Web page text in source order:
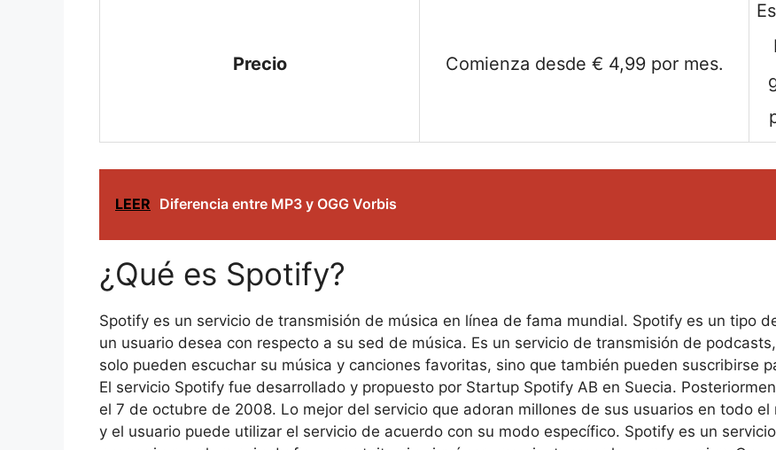
Precio Comienza desde € 4,99 por mes.
LEER Diferencia entre MP3 y OGG Vorbis
¿Qué es Spotify?
Spotify es un servicio de transmisión de música en línea de fama mundial. Spotify es un tipo
un usuario desea con respecto a su sed de música. Es un servicio de transmisión de
solo pueden escuchar su música y canciones favoritas, sino que también pueden suscribirse
El servicio Spotify fue desarrollado y propuesto por Startup Spotify AB en Suecia.
el 7 de octubre de 2008. Lo mejor del servicio que adoran millones de sus usuarios en todo
y el usuario puede utilizar el servicio de acuerdo con su modo específico. Spotify es un